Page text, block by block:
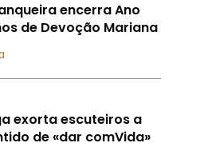
encerra Ano
de Devoção Mariana
exorta escuteiros a
de «dar comVida»